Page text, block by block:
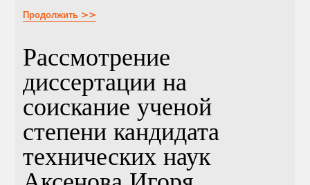
Продолжить >>
Рассмотрение
диссертации на
соискание ученой
степени кандидата
технических наук